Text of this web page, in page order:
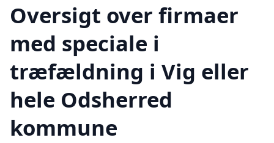
Oversigt over firmaer
med speciale i
træfældning i Vig eller
hele Odsherred
kommune